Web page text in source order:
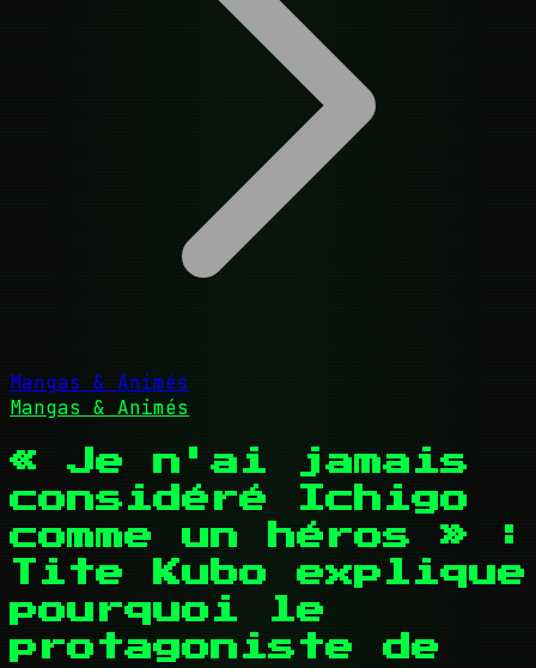
Mangas & Animés
Mangas & Animés
« Je n'ai jamais
considéré Ichigo
comme un héros » :
Tite Kubo explique
pourquoi le
protagoniste de